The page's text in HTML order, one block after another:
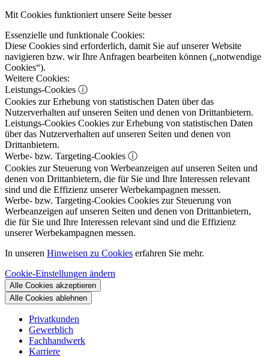
Mit Cookies funktioniert unsere Seite besser
Essenzielle und funktionale Cookies:
Diese Cookies sind erforderlich, damit Sie auf unserer Website
navigieren bzw. wir Ihre Anfragen bearbeiten können („notwendige
Cookies“).
Weitere Cookies:
Leistungs-Cookies ⓘ
Cookies zur Erhebung von statistischen Daten über das
Nutzerverhalten auf unseren Seiten und denen von Drittanbietern.
Leistungs-Cookies Cookies zur Erhebung von statistischen Daten
über das Nutzerverhalten auf unseren Seiten und denen von
Drittanbietern.
Werbe- bzw. Targeting-Cookies ⓘ
Cookies zur Steuerung von Werbeanzeigen auf unseren Seiten und
denen von Drittanbietern, die für Sie und Ihre Interessen relevant
sind und die Effizienz unserer Werbekampagnen messen.
Werbe- bzw. Targeting-Cookies Cookies zur Steuerung von
Werbeanzeigen auf unseren Seiten und denen von Drittanbietern,
die für Sie und Ihre Interessen relevant sind und die Effizienz
unserer Werbekampagnen messen.
In unseren Hinweisen zu Cookies erfahren Sie mehr.
Cookie-Einstellungen ändern
Alle Cookies akzeptieren
Alle Cookies ablehnen
Privatkunden
Gewerblich
Fachhandwerk
Karriere